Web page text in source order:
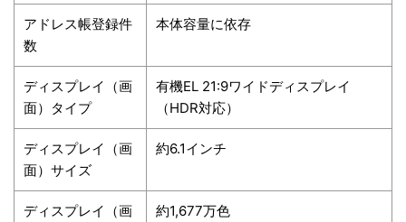
アドレス帳登録件
数
本体容量に依存
ディスプレイ（画
面）タイプ
有機EL 21:9ワイドディスプレイ
（HDR対応）
ディスプレイ（画
面）サイズ
約6.1インチ
ディスプレイ（画
約1,677万色